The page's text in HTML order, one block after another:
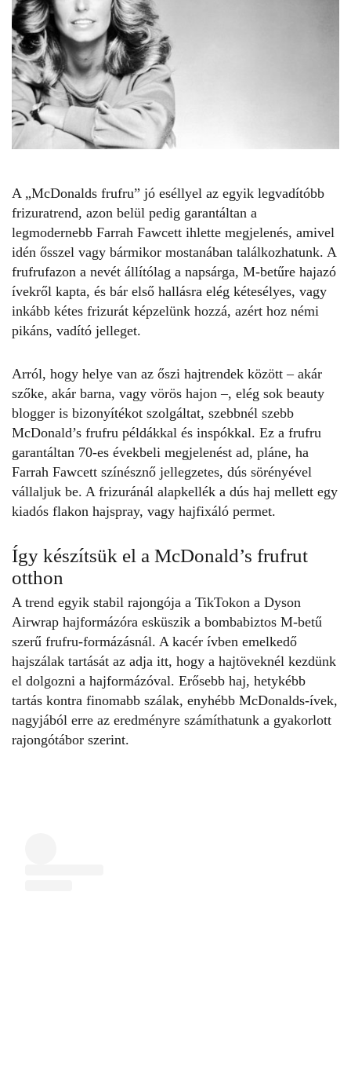
A „McDonalds frufru” jó eséllyel az egyik legvadítóbb
frizuratrend, azon belül pedig garantáltan a
legmodernebb Farrah Fawcett ihlette megjelenés, amivel
idén ősszel vagy bármikor mostanában találkozhatunk. A
frufrufazon a nevét állítólag a napsárga, M-betűre hajazó
ívekről kapta, és bár első hallásra elég kétesélyes, vagy
inkább kétes frizurát képzelünk hozzá, azért hoz némi
pikáns, vadító jelleget.
Arról, hogy helye van az őszi hajtrendek között – akár
szőke, akár barna, vagy vörös hajon –, elég sok beauty
blogger is bizonyítékot szolgáltat, szebbnél szebb
McDonald’s frufru példákkal és inspókkal. Ez a frufru
garantáltan 70-es évekbeli megjelenést ad, pláne, ha
Farrah Fawcett színésznő jellegzetes, dús sörényével
vállaljuk be. A frizuránál alapkellék a dús haj mellett egy
kiadós flakon hajspray, vagy hajfixáló permet.
Így készítsük el a McDonald’s frufrut
otthon
A trend egyik stabil rajongója a TikTokon a Dyson
Airwrap hajformázóra esküszik a bombabiztos M-betű
szerű frufru-formázásnál. A kacér ívben emelkedő
hajszálak tartását az adja itt, hogy a hajtöveknél kezdünk
el dolgozni a hajformázóval. Erősebb haj, hetykébb
tartás kontra finomabb szálak, enyhébb McDonalds-ívek,
nagyjából erre az eredményre számíthatunk a gyakorlott
rajongótábor szerint.